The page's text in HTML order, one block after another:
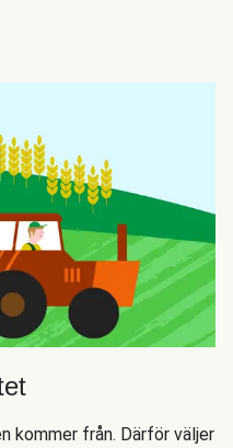
kommer från. Därför väljer